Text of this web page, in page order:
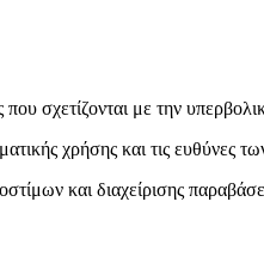
σχετίζονται με την
χρήσης και τις ευθύνες
και διαχείρισης